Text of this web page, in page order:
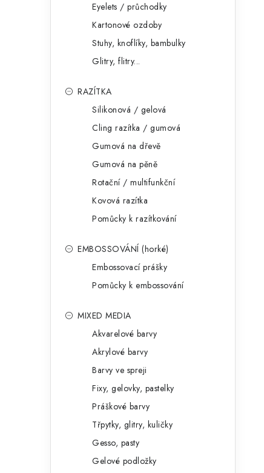
Eyelets / průchodky
Kartonové ozdoby
Stuhy, knoflíky, bambulky
Glitry, flitry...
RAZÍTKA
Silikonová / gelová
Cling razítka / gumová
Gumová na dřevě
Gumová na pěně
Rotační / multifunkční
Kovová razítka
Pomůcky k razítkování
EMBOSSOVÁNÍ (horké)
Embossovací prášky
Pomůcky k embossování
MIXED MEDIA
Akvarelové barvy
Akrylové barvy
Barvy ve spreji
Fixy, gelovky, pastelky
Práškové barvy
Třpytky, glitry, kuličky
Gesso, pasty
Gelové podložky